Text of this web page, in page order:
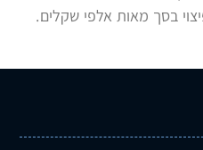
בסך מאות אלפי שקלים.